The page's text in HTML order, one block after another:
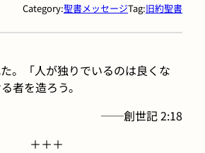
Category:聖書メッセージTag:旧約聖書
。「人が独りでいるのは良くな
者を造ろう。
──創世記 2:18
＋＋＋